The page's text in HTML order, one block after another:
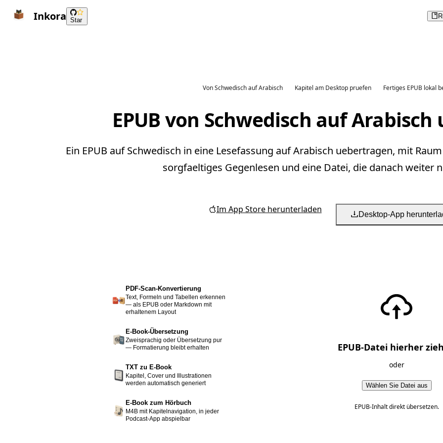
Inkora Star
Von Schwedisch auf Arabisch Kapitel am Desktop pruefen Fertiges EPUB lokal
EPUB von Schwedisch auf
Ein EPUB auf Schwedisch in eine Lesefassung auf Arabisch uebertragen, mit
sorgfaeltiges Gegenlesen und eine Datei, die danach weiter
Im App Store herunterladen Desktop-App
PDF-Scan-Konvertierung
Text, Formeln und Tabellen erkennen
— als EPUB oder Markdown mit
erhaltenem Layout
E-Book-Übersetzung
Zweisprachig oder Übersetzung pur
— Formatierung bleibt erhalten
TXT zu E-Book
Kapitel, Cover und Illustrationen
werden automatisch generiert
E-Book zum Hörbuch
M4B mit Kapitelnavigation, in jeder
Podcast-App abspielbar
EPUB-Datei hierher
oder
Wählen Sie Datei aus
EPUB-Inhalt direkt übersetzen.